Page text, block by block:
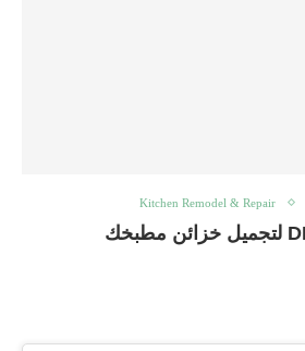
Kitchen Remodel & Repair